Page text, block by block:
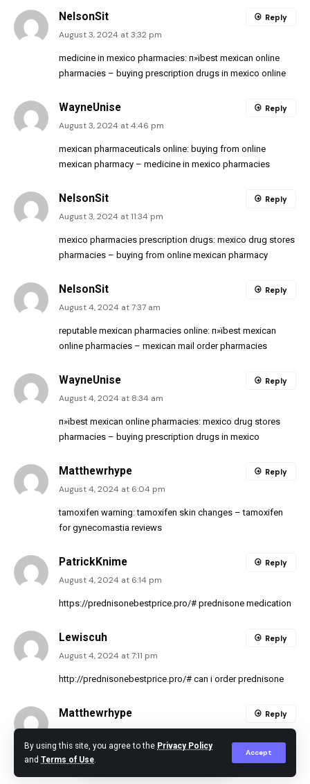
By using this site, you agree to the Privacy Policy
and Terms of Use.
Accept
NelsonSit
August 3, 2024 at 3:32 pm
medicine in mexico pharmacies: п»їbest mexican online
pharmacies – buying prescription drugs in mexico online
Reply
WayneUnise
August 3, 2024 at 4:46 pm
mexican pharmaceuticals online: buying from online
mexican pharmacy – medicine in mexico pharmacies
Reply
NelsonSit
August 3, 2024 at 11:34 pm
mexico pharmacies prescription drugs: mexico drug stores
pharmacies – buying from online mexican pharmacy
Reply
NelsonSit
August 4, 2024 at 7:37 am
reputable mexican pharmacies online: п»їbest mexican
online pharmacies – mexican mail order pharmacies
Reply
WayneUnise
August 4, 2024 at 8:34 am
п»їbest mexican online pharmacies: mexico drug stores
pharmacies – buying prescription drugs in mexico
Reply
Matthewrhype
August 4, 2024 at 6:04 pm
tamoxifen warning:tamoxifen skin changes – tamoxifen
for gynecomastia reviews
Reply
PatrickKnime
August 4, 2024 at 6:14 pm
https://prednisonebestprice.pro/# prednisone medication
Reply
Lewiscuh
August 4, 2024 at 7:11 pm
http://prednisonebestprice.pro/# can i order prednisone
Reply
Matthewrhype
August 5, 2024 at 1:10 am
zithromax purchase online:
– order zithromax
Reply